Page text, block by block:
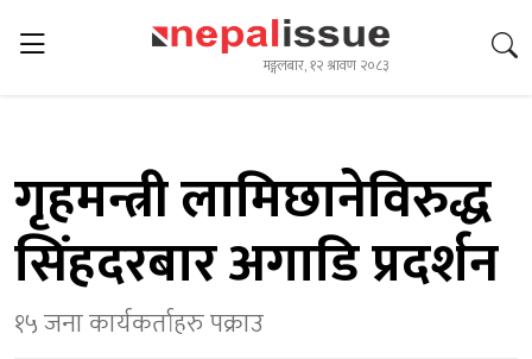
मङ्गलबार, १२ श्रावण २०८३
गृहमन्त्री लामिछानेविरुद्ध
सिंहदरबार अगाडि प्रदर्शन
१५ जना कार्यकर्ताहरु पक्राउ